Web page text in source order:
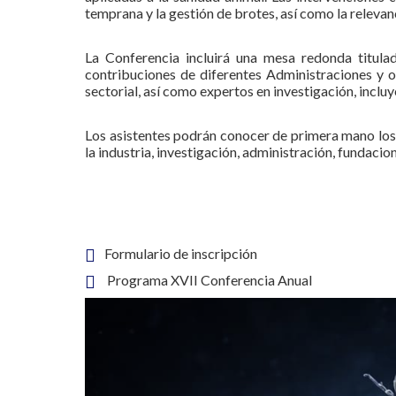
temprana y la gestión de brotes, así como la
La Conferencia incluirá una mesa redonda
contribuciones de diferentes Administraciones y
sectorial, así como expertos en investigación,
Los asistentes podrán conocer de primera mano
la industria, investigación, administración,
Formulario de inscripción
Programa XVII Conferencia Anual